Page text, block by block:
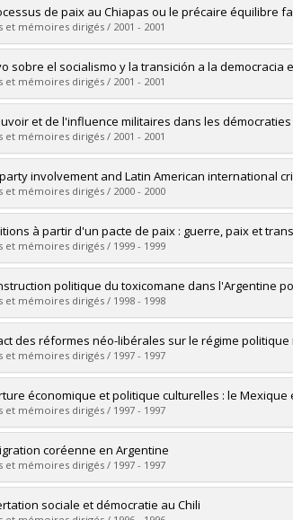
: Tétreault-Simard, Alexandrine
Maîtrise
obtenu :M. Sc.
le document dans Papyrus
de paix au Chiapas ou le précaire équilibre
et mémoires dirigés / 2001 - 2001
:Tremblay, Annie
Maîtrise
obtenu :M. Sc.
le document dans Papyrus
sobre el socialismo y la transición a la democracia
et mémoires dirigés / 2001 - 2001
:Álvarez García, Alberto F.
Maîtrise
obtenu :M. Sc.
le document dans Papyrus
et de l'influence militaires dans les
et mémoires dirigés / 2001 - 2001
:Dubé, Sébastien
Maîtrise
obtenu :M. Sc.
le document dans Papyrus
involvement and Latin American international
et mémoires dirigés / 2000 - 2000
: Pabón Murcia, Sandra Patricia
Maîtrise
obtenu :M. Sc.
le document dans Papyrus
à partir d'un pacte de paix : guerre, paix et
et mémoires dirigés / 1999 - 1999
:Chinchilla, Fernando A.
Maîtrise
obtenu :M. Sc.
le document dans Papyrus
politique du toxicomane dans l'Argentine
et mémoires dirigés / 1998 - 1998
:Aureano, Guillermo R.
Doctorat
obtenu :Ph. D.
le document dans Papyrus
des réformes néo-libérales sur le régime politique
et mémoires dirigés / 1997 - 1997
:Minardi, Jean-François
Maîtrise
obtenu :M. Sc.
le document dans Papyrus
économique et politique culturelles : le Mexique
et mémoires dirigés / 1997 - 1997
: Mercier, Éric
Maîtrise
obtenu :M. Sc.
le document dans Papyrus
coréenne en Argentine
et mémoires dirigés / 1997 - 1997
: Dupriez, Brigitte
sociale et démocratie au Chili